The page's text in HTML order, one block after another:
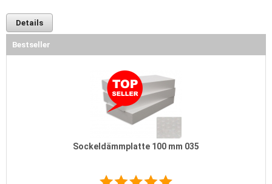
Details
Bestseller
Sockeldämmplatte 100 mm 035